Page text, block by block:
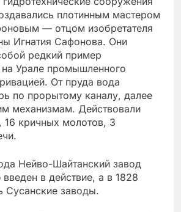
плотинным мастером
— отцом изобретателя
Игнатия Сафонова. Они
редкий пример
на Урале промышленного
От пруда вода
по прорытому каналу, далее
механизмам. Действовали
16 кричных молотов, 3
Нейво-Шайтанский завод
в действие, а в 1828
Сусанские заводы.